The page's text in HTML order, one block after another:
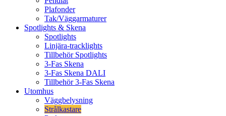
Plafonder
Tak/Väggarmaturer
Spotlights & Skena
Spotlights
Linjära-tracklights
Tillbehör Spotlights
3-Fas Skena
3-Fas Skena DALI
Tillbehör 3-Fas Skena
Utomhus
Väggbelysning
Strålkastare